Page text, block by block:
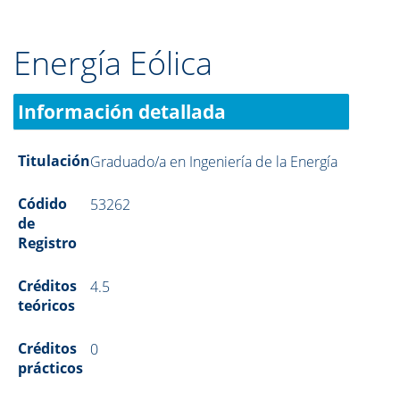
Energía Eólica
Información detallada
TitulaciónGraduado/a en Ingeniería de la Energía
Códido
de
Registro
53262
Créditos
teóricos
4.5
Créditos
prácticos
0